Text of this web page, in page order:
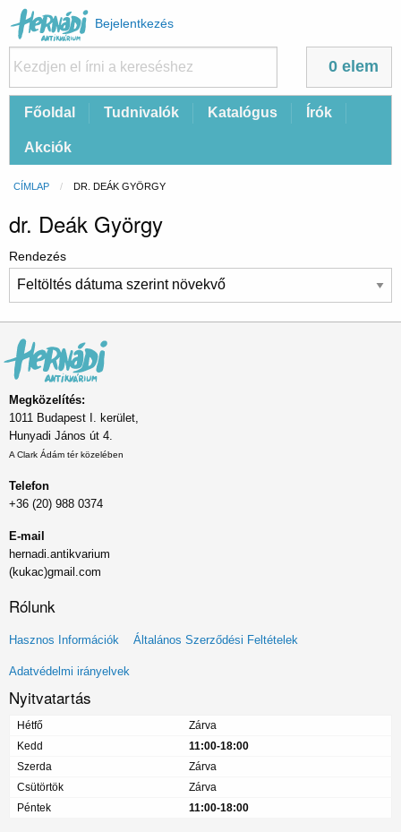
Felhasználói
fiók
menüje
Bejelentkezés
0 elem
FőFőoldal Tudnivalók Katalógus Írók
Akciók
Morzsa
CÍMLAP CURRENT:
DR. DEÁK GYÖRGY
dr. Deák György
Rendezés
Megközelítés:
1011 Budapest I. kerület,
Hunyadi János út 4.
A Clark Ádám tér közelében
Telefon
+36 (20) 988 0374
E-mail
hernadi.antikvarium
(kukac)gmail.com
Rólunk
Lábléc
menü
Hasznos Információk Általános Szerződési Feltételek
Adatvédelmi irányelvek
Nyitvatartás
Hétfő
Zárva
Kedd
11:00-18:00
Szerda
Zárva
Csütörtök
Zárva
Péntek
11:00-18:00